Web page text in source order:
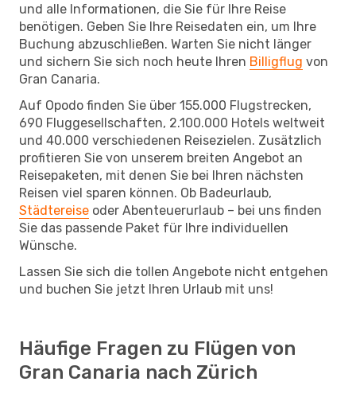
und alle Informationen, die Sie für Ihre Reise
benötigen. Geben Sie Ihre Reisedaten ein, um Ihre
Buchung abzuschließen. Warten Sie nicht länger
und sichern Sie sich noch heute Ihren Billigflug von
Gran Canaria.
Auf Opodo finden Sie über 155.000 Flugstrecken,
690 Fluggesellschaften, 2.100.000 Hotels weltweit
und 40.000 verschiedenen Reisezielen. Zusätzlich
profitieren Sie von unserem breiten Angebot an
Reisepaketen, mit denen Sie bei Ihren nächsten
Reisen viel sparen können. Ob Badeurlaub,
Städtereise oder Abenteuerurlaub – bei uns finden
Sie das passende Paket für Ihre individuellen
Wünsche.
Lassen Sie sich die tollen Angebote nicht entgehen
und buchen Sie jetzt Ihren Urlaub mit uns!
Häufige Fragen zu Flügen von
Gran Canaria nach Zürich